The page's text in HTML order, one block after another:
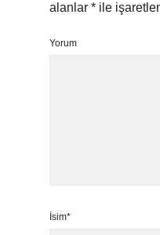
alanlar * ile
Yorum
İsim*